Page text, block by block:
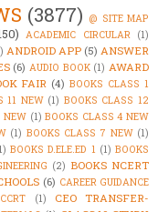
(3877) @ SITE MAP
ACADEMIC CIRCULAR (1)
ANDROID APP (5) ANSWER
(6) AUDIO BOOK (1) AWARD
FAIR (4) BOOKS CLASS 1
11 NEW (1) BOOKS CLASS 12
NEW (1) BOOKS CLASS 4 NEW
(1) BOOKS CLASS 7 NEW (1)
BOOKS D.ELE.ED 1 (1) BOOKS
(2) BOOKS NCERT
(6) CAREER GUIDANCE
CCRT (1)
CEO TRANSFER-